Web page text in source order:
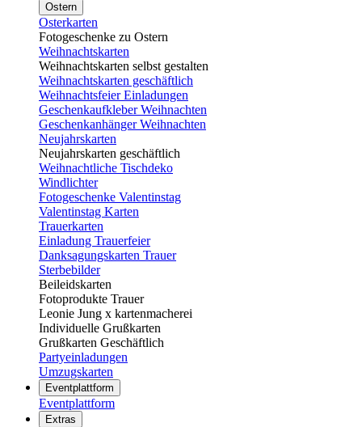
Ostern
Osterkarten
Fotogeschenke zu Ostern
Weihnachtskarten
Weihnachtskarten selbst gestalten
Weihnachtskarten geschäftlich
Weihnachtsfeier Einladungen
Geschenkaufkleber Weihnachten
Geschenkanhänger Weihnachten
Neujahrskarten
Neujahrskarten geschäftlich
Weihnachtliche Tischdeko
Windlichter
Fotogeschenke Valentinstag
Valentinstag Karten
Trauerkarten
Einladung Trauerfeier
Danksagungskarten Trauer
Sterbebilder
Beileidskarten
Fotoprodukte Trauer
Leonie Jung x kartenmacherei
Individuelle Grußkarten
Grußkarten Geschäftlich
Partyeinladungen
Umzugskarten
Eventplattform
Eventplattform
Extras